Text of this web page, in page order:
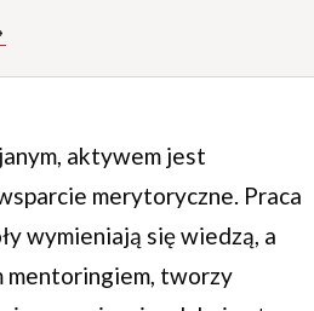
aktywem jest
merytoryczne. Praca
wymieniają się wiedzą, a
mentoringiem, tworzy